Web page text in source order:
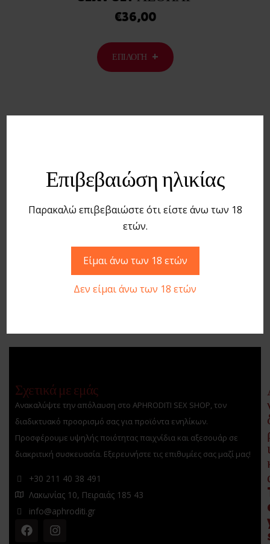
Επιβεβαιώση ηλικίας
Παρακαλώ επιβεβαιώστε ότι είστε άνω των 18
ετών.
Είμαι άνω των 18 ετών
Δεν είμαι άνω των 18 ετών
€36,00
ΕΠΙΛΟΓΉ
ΑΝΔΡΙΚΌ SEXY STRING ΜΑΎΡΟ
€4,60
ΠΡΟΣΘΉΚΗ ΣΤΟ ΚΑΛΆΘΙ
Σχετικά με εμάς
Ανακαλύψτε την απόλαυση στο APHRODITI SEX SHOP, τον
διαδικτυακό προορισμό σας για προϊόντα ενηλίκων.
Προσφέρουμε υψηλής ποιότητας παιχνίδια και αξεσουάρ σε
διακριτική συσκευασία. Εξερευνήστε τις επιθυμίες σας μαζί μας!
+30 211 40 38 491
Λακωνίας 10, Πειραιάς 185 43
info@aphroditi.gr
ι